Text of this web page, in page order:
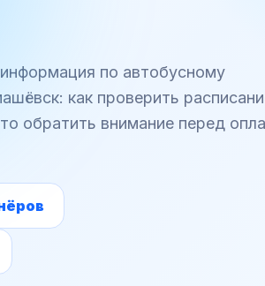
по автобусному
как проверить
обратить внимание перед